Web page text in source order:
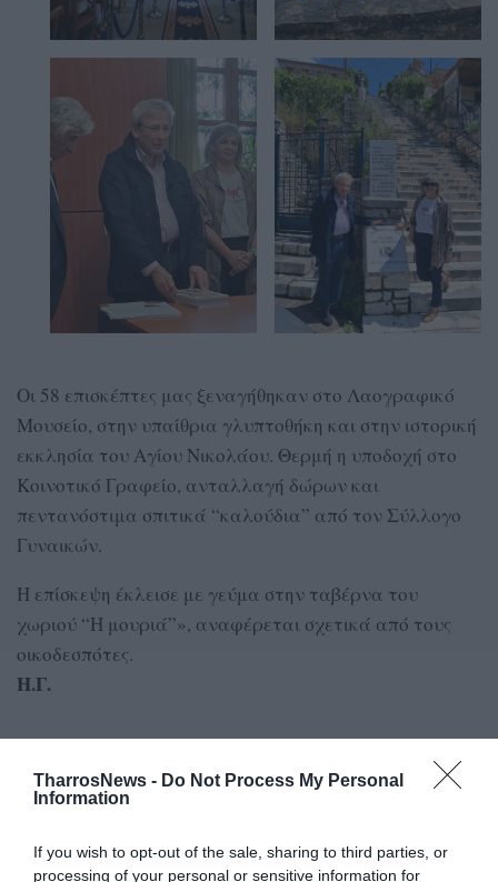
TharrosNews - Do Not Process My Personal
Information
If you wish to opt-out of the sale, sharing to third parties, or
processing of your personal or sensitive information for
Οι 58 επισκέπτες μας ξεναγήθηκαν στο Λαογραφικό
Μουσείο, στην υπαίθρια γλυπτοθήκη και στην ιστορική
εκκλησία του Αγίου Νικολάου. Θερμή η υποδοχή στο
Κοινοτικό Γραφείο, ανταλλαγή δώρων και
πεντανόστιμα σπιτικά “καλούδια” από τον Σύλλογο
Γυναικών.
Η επίσκεψη έκλεισε με γεύμα στην ταβέρνα του
χωριού “Η μουριά”», αναφέρεται σχετικά από τους
οικοδεσπότες.
Η.Γ.
TAGS: ΣΙΔΗΡΟΚΑΣΤΡΟ ΚΩΣΤΑΣ ΓΕΩΡΓΑΚΑΣ
Facebook Twitter